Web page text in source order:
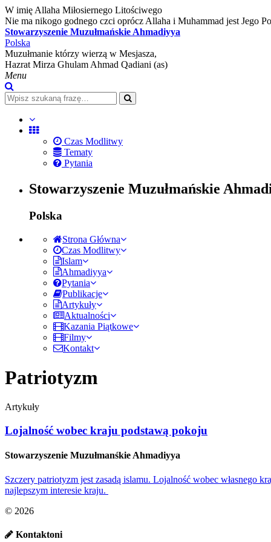
W imię Allaha Miłosiernego Litościwego
Nie ma nikogo godnego czci oprócz Allaha i Muhammad jest Jego
Stowarzyszenie Muzułmańskie Ahmadiyya
Polska
Muzułmanie którzy wierzą w Mesjasza,
Hazrat Mirza Ghulam Ahmad Qadiani (as)
Menu
Czas Modlitwy
Tematy
Pytania
Stowarzyszenie Muzułmańskie
Polska
Strona Główna
Czas Modlitwy
Islam
Ahmadiyya
Pytania
Publikacje
Artykuły
Aktualności
Kazania Piątkowe
Filmy
Kontakt
Patriotyzm
Artykuły
Lojalność wobec kraju podstawą pokoju
Stowarzyszenie Muzułmanśkie Ahmadiyya
Szczery patriotyzm jest zasadą islamu. Lojalność wobec własnego
najlepszym interesie kraju.
© 2026
Kontaktoni